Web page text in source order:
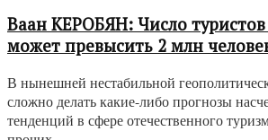
Ваан КЕРОБЯН: Число
может превысить 2 млн
В нынешней нестабильной
сложно делать какие-либо прогнозы
тенденций в сфере отечественного